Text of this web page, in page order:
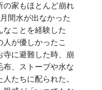
の家もほとんど崩れ
間水が出なかった
なことを経験した
が優しかったこ
寺に避難した時、崩
布、ストーブや水な
たちに配られた。